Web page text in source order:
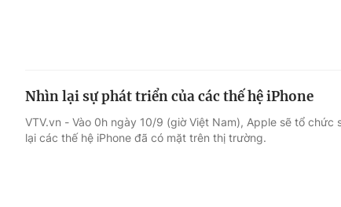
Nhìn lại sự phát triển của các thế hệ iPhone
VTV.vn - Vào 0h ngày 10/9 (giờ Việt Nam), Apple sẽ tổ chức
lại các thế hệ iPhone đã có mặt trên thị trường.